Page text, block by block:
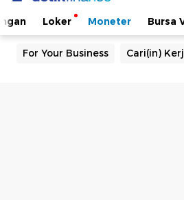
Loker Moneter Bursa
For Your Business Cari(in)